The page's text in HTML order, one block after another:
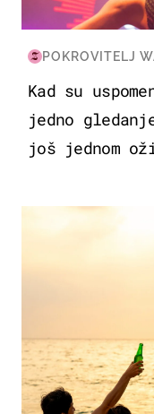
POKROVITELJ
Kad su
jedno
još jednom